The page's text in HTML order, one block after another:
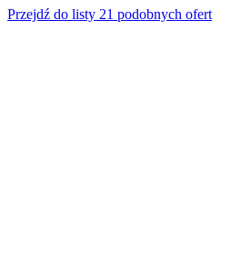
Przejdź do listy 21 podobnych ofert